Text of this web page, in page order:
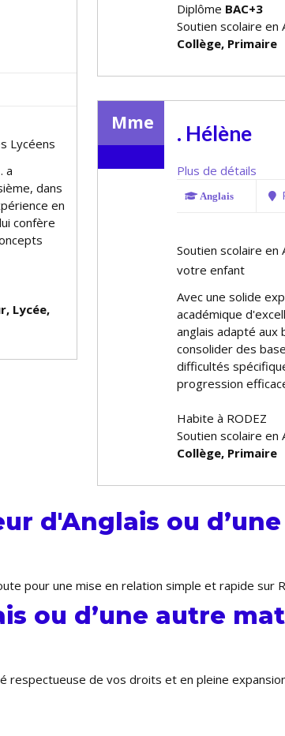
Diplôme BAC+3
Soutien scolaire en
Collège, Primaire
Lycéens
a
dans
en
confère
Lycée,
Mme . Hélène
Plus de détails
Anglais
Soutien scolaire en
votre enfant
Avec une solide
académique
anglais adapté aux
consolider des
difficultés
progression
Habite à RODEZ
Soutien scolaire en
Collège, Primaire
d'Anglais ou
pour une mise en relation simple et rapide sur
ou d’une autre
respectueuse de vos droits et en pleine